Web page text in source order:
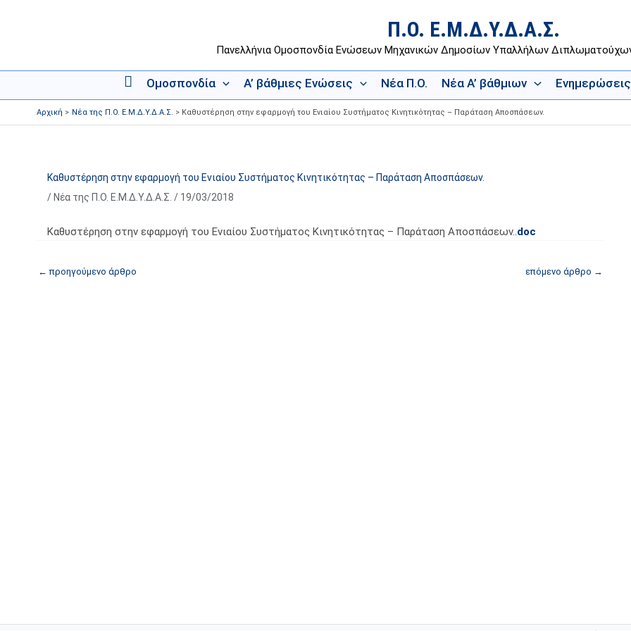
Π.Ο. Ε.Μ.Δ.Υ.Δ.Α.Σ.
Πανελλήνια Ομοσπονδία Ενώσεων Μηχανικών Δημοσίων Υπαλλήλων
Α
ρ
χ
Ομοσπονδία Α’ βάθμιες Ενώσεις Νέα Π.Ο. Νέα Α’ βάθμιων Ενημερώσεις
Αρχική Νέα της Π.Ο. Ε.Μ.Δ.Υ.Δ.Α.Σ. Καθυστέρηση στην εφαρμογή του Ενιαίου Συστήματος Κινητικότητας – Παράταση Αποσπάσεων.
Καθυστέρηση στην εφαρμογή του Ενιαίου Συστήματος Κινητικότητας – Παράταση Αποσπάσεων.
/ Νέα της Π.Ο. Ε.Μ.Δ.Υ.Δ.Α.Σ. / 19/03/2018
Καθυστέρηση στην εφαρμογή του Ενιαίου Συστήματος Κινητικότητας – Παράταση Αποσπάσεων..doc
← προηγούμενο άρθρο επόμενο άρθρο →